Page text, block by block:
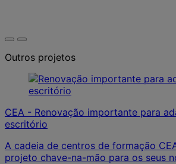
Outros projetos
CEA - Renovação importante para
escritório
A cadeia de centros de formação
projeto chave-na-mão para os seus